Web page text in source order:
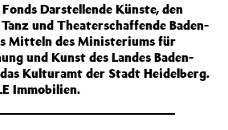
Darstellende Künste, den
und Theaterschaffende Baden-
Mitteln des Ministeriums für
und Kunst des Landes Baden-
Kulturamt der Stadt Heidelberg.
Immobilien.